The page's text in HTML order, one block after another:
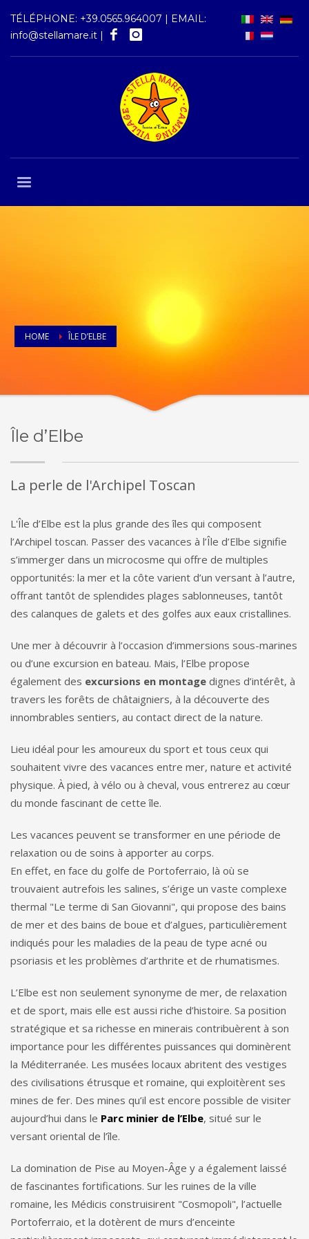
TÉLÉPHONE: +39.0565.964007 | EMAIL:
info@stellamare.it |
HOME ÎLE D’ELBE
Île d’Elbe
La perle de l'Archipel Toscan
L'Île d’Elbe est la plus grande des îles qui composent
l’Archipel toscan. Passer des vacances à l’Île d’Elbe signifie
s’immerger dans un microcosme qui offre de multiples
opportunités: la mer et la côte varient d’un versant à l’autre,
offrant tantôt de splendides plages sablonneuses, tantôt
des calanques de galets et des golfes aux eaux cristallines.
Une mer à découvrir à l’occasion d’immersions sous-marines
ou d’une excursion en bateau. Mais, l’Elbe propose
également des excursions en montage dignes d’intérêt, à
travers les forêts de châtaigniers, à la découverte des
innombrables sentiers, au contact direct de la nature.
Lieu idéal pour les amoureux du sport et tous ceux qui
souhaitent vivre des vacances entre mer, nature et activité
physique. À pied, à vélo ou à cheval, vous entrerez au cœur
du monde fascinant de cette île.
Les vacances peuvent se transformer en une période de
relaxation ou de soins à apporter au corps.
En effet, en face du golfe de Portoferraio, là où se
trouvaient autrefois les salines, s’érige un vaste complexe
thermal "Le terme di San Giovanni", qui propose des bains
de mer et des bains de boue et d’algues, particulièrement
indiqués pour les maladies de la peau de type acné ou
psoriasis et les problèmes d’arthrite et de rhumatismes.
L’Elbe est non seulement synonyme de mer, de relaxation
et de sport, mais elle est aussi riche d’histoire. Sa position
stratégique et sa richesse en minerais contribuèrent à son
importance pour les différentes puissances qui dominèrent
la Méditerranée. Les musées locaux abritent des vestiges
des civilisations étrusque et romaine, qui exploitèrent ses
mines de fer. Des mines qu’il est encore possible de visiter
aujourd’hui dans le Parc minier de l’Elbe, situé sur le
versant oriental de l’île.
La domination de Pise au Moyen-Âge y a également laissé
de fascinantes fortifications. Sur les ruines de la ville
romaine, les Médicis construisirent "Cosmopoli", l’actuelle
Portoferraio, et la dotèrent de murs d’enceinte